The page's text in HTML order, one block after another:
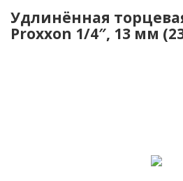
Удлинённая
Proxxon 1/4″, 13 мм